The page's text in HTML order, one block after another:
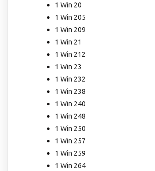
1 Win 20
1 Win 205
1 Win 209
1 Win 21
1 Win 212
1 Win 23
1 Win 232
1 Win 238
1 Win 240
1 Win 248
1 Win 250
1 Win 257
1 Win 259
1 Win 264